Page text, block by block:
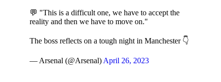
💬 "This is a difficult one, we have to accept the
reality and then we have to move on."
The boss reflects on a tough night in Manchester 👇
— Arsenal (@Arsenal) April 26, 2023